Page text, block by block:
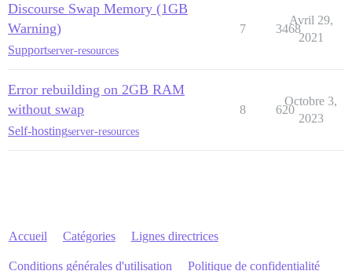
Discourse Swap Memory (1GB
Warning)
Supportserver-resources
7 3468
Avril 29,
2021
Error rebuilding on 2GB RAM
without swap
Self-hostingserver-resources
8 620
Octobre 3,
2023
Accueil Catégories Lignes directrices
Conditions générales d'utilisation Politique de confidentialité